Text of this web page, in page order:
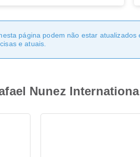
página podem não estar
e atuais.
Nunez